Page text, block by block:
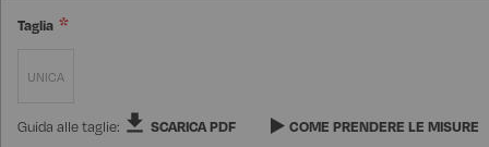
Taglia
UNICA
Guida alle taglie: SCARICA PDF COME PRENDERE LE MISURE